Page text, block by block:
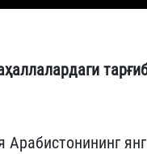
Арабистонининг